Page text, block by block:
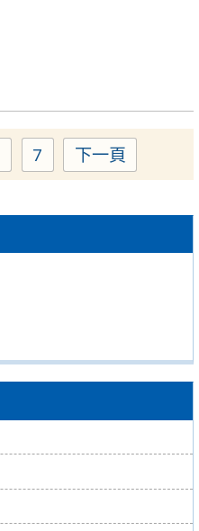
Page
7 下一頁